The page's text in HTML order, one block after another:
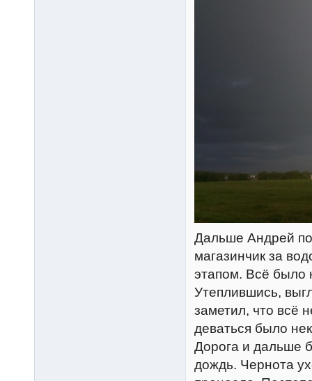
Дальше Андрей
магазинчик за
этапом. Всё было
Утеплившись,
заметил, что всё
деваться было
Дорога и дальше
дождь. Чернота